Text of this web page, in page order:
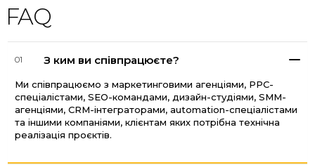
FAQ
01 З ким ви співпрацюєте?
Ми співпрацюємо з маркетинговими агенціями, PPC-
спеціалістами, SEO-командами, дизайн-студіями, SMM-
агенціями, CRM-інтеграторами, automation-спеціалістами
та іншими компаніями, клієнтам яких потрібна технічна
реалізація проєктів.